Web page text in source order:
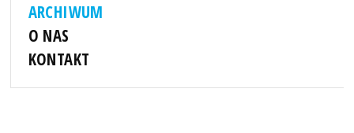
ARCHIWUM
O NAS
KONTAKT